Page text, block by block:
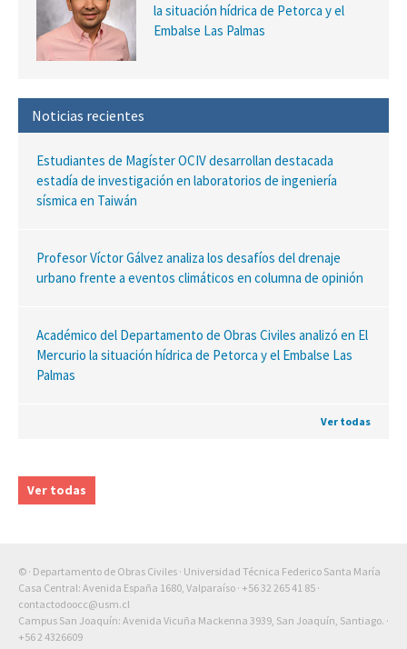
la situación hídrica de Petorca y el
Embalse Las Palmas
Noticias recientes
Estudiantes de Magíster OCIV desarrollan destacada
estadía de investigación en laboratorios de ingeniería
sísmica en Taiwán
Profesor Víctor Gálvez analiza los desafíos del drenaje
urbano frente a eventos climáticos en columna de opinión
Académico del Departamento de Obras Civiles analizó en El
Mercurio la situación hídrica de Petorca y el Embalse Las
Palmas
Ver todas
Ver todas
© · Departamento de Obras Civiles · Universidad Técnica Federico Santa María
Casa Central: Avenida España 1680, Valparaíso · +56 32 265 41 85 ·
contactodoocc@usm.cl
Campus San Joaquín: Avenida Vicuña Mackenna 3939, San Joaquín, Santiago. ·
+56 2 4326609